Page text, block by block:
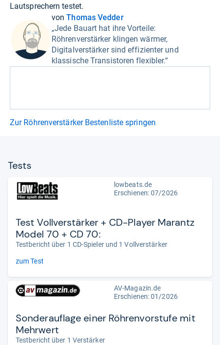
Lautsprechern testet.
vonThomas Vedder
„Jede Bauart hat ihre Vorteile:
Röhrenverstärker klingen wärmer,
Digitalverstärker sind effizienter und
klassische Transistoren flexibler.“
Zur Röhrenverstärker Bestenliste springen
Tests
lowbeats.de
Erschienen:07/2026
Test Vollverstärker + CD-Player Marantz
Model 70 + CD 70:
Testbericht über 1 CD-Spieler und 1 Vollverstärker
zum Test
AV-Magazin.de
Erschienen:01/2026
Sonderauflage einer Röhrenvorstufe mit
Mehrwert
Testbericht über 1 Verstärker